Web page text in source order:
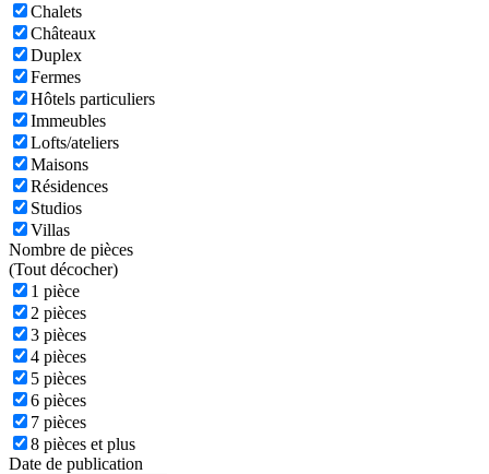
Chalets
Châteaux
Duplex
Fermes
Hôtels particuliers
Immeubles
Lofts/ateliers
Maisons
Résidences
Studios
Villas
Nombre de pièces
(Tout décocher)
1 pièce
2 pièces
3 pièces
4 pièces
5 pièces
6 pièces
7 pièces
8 pièces et plus
Date de publication